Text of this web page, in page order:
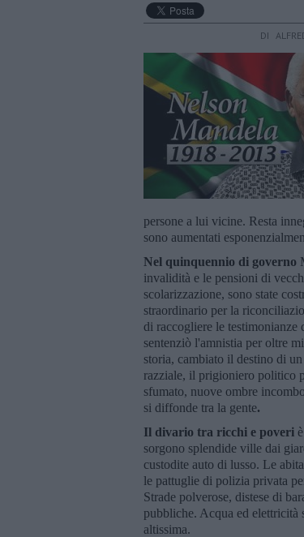
DI
persone a lui vicine. Resta
sono aumentati
Nel quinquennio di governo
invalidità e le pensioni di
scolarizzazione, sono state
straordinario per la
di raccogliere le
sentenziò l'amnistia per oltre
storia, cambiato il destino di
razziale, il prigioniero politico
sfumato, nuove ombre
si diffonde tra la gente.
Il divario tra ricchi e poveri
sorgono splendide ville dai
custodite auto di lusso. Le
le pattuglie di polizia privata
Strade polverose, distese di
pubbliche. Acqua ed
altissima.